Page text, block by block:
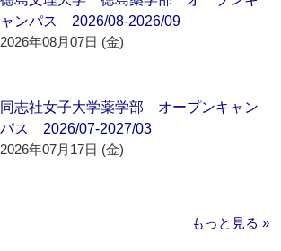
ャンパス 2026/08-2026/09
2026年08月07日 (金)
同志社女子大学薬学部 オープンキャン
パス 2026/07-2027/03
2026年07月17日 (金)
もっと見る »